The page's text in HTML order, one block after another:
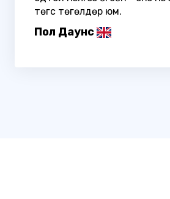
төгс төгөлдөр юм.
Пол Даунс